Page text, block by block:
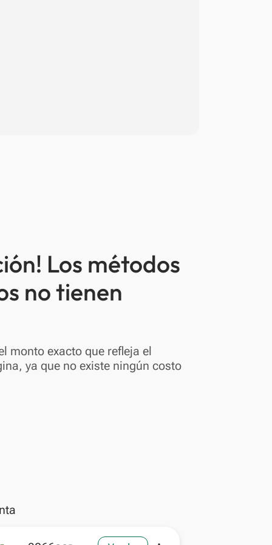
Los métodos
no tienen
monto exacto que refleja el
ya que no existe ningún costo